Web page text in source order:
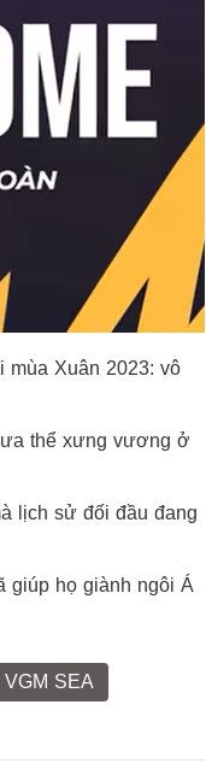
Xuân 2023: vô
thể xưng vương ở
lịch sử đối đầu đang
giúp họ giành ngôi Á
VGM SEA